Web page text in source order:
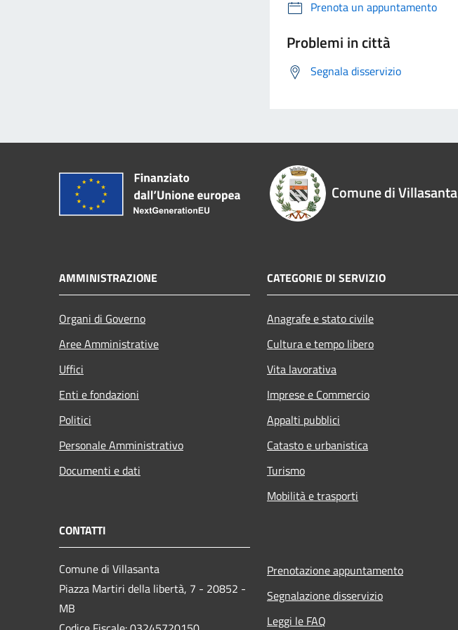
Prenota un appuntamento
Problemi in città
Segnala disservizio
Comune di Villasanta
AMMINISTRAZIONE
Organi di Governo
Aree Amministrative
Uffici
Enti e fondazioni
Politici
Personale Amministrativo
Documenti e dati
CATEGORIE DI SERVIZIO
Anagrafe e stato civile
Cultura e tempo libero
Vita lavorativa
Imprese e Commercio
Appalti pubblici
Catasto e urbanistica
Turismo
Mobilità e trasporti
CONTATTI
Comune di Villasanta
Piazza Martiri della libertà, 7 - 20852 -
MB
Prenotazione appuntamento
Segnalazione disservizio
Leggi le FAQ